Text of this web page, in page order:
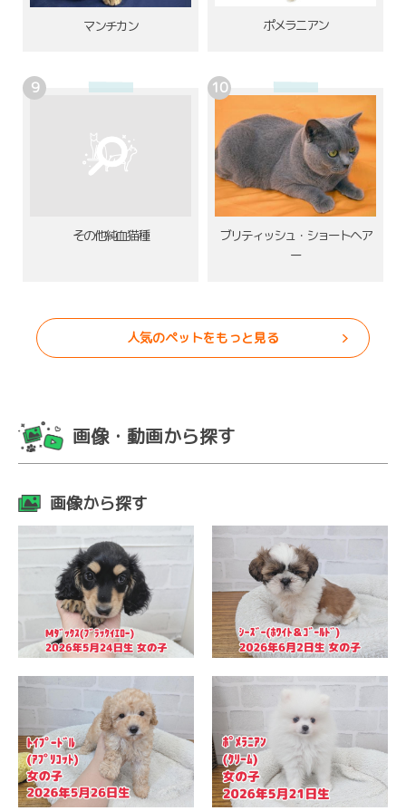
マンチカン ポメラニアン
その他純血猫種
ブリティッシュ・ショートヘア
ー
人気のペットをもっと見る
画像・動画から探す
画像から探す